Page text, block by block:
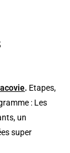
. Etapes,
: Les
un
super